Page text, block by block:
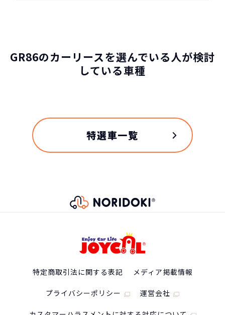
圧倒的な安さがお分かりいた
だけます。
自動車ローン
407 万円
税込
金
ーライフ
※車種により契約年数は異なります
トヨタ GR86の
スペック
グレード
RZ (AT)
GR86のカーリースを選んでいる人が検討
している車種
特選車一覧
特定商取引法に関する表記 メディア掲載情報
プライバシーポリシー 運営会社